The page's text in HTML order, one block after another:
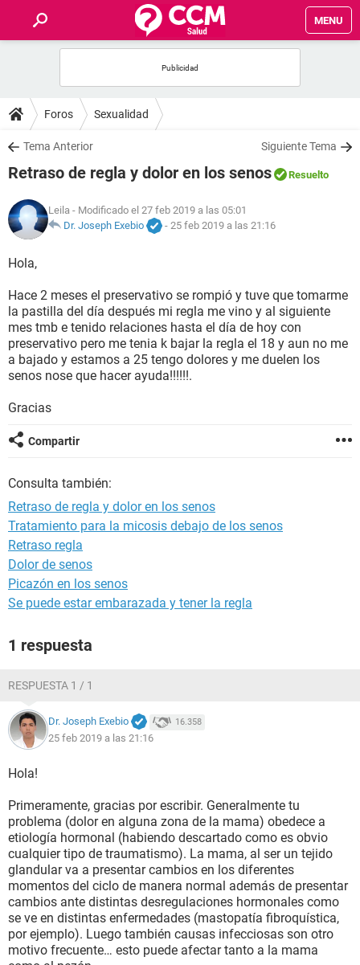
MENU
FOROS
SALUD
NUTRICIÓN
BIENESTAR
SEXUALIDAD
GLOSARIO
Foros Sexualidad
Tema Anterior Siguiente Tema
Retraso de regla y dolor en los senos Resuelto
Leila - Modificado el 27 feb 2019 a las 05:01
Dr. Joseph Exebio
- 25 feb 2019 a las 21:16
Hola,
Hace 2 meses el preservativo se rompió y tuve que tomarme
la pastilla del día después mi regla me vino y al siguiente
mes tmb e tenido relaciones hasta el día de hoy con
preservativo pero me tenia k bajar la regla el 18 y aun no me
a bajado y estamos a 25 tengo dolores y me duelen los
senos nose que hacer ayuda!!!!!!.
Gracias
Compartir
Consulta también:
Retraso de regla y dolor en los senos
Tratamiento para la micosis debajo de los senos
Retraso regla
Dolor de senos
Picazón en los senos
Se puede estar embarazada y tener la regla
1 respuesta
RESPUESTA 1 / 1
Dr. Joseph Exebio 16.358
25 feb 2019 a las 21:16
Hola!
Primeramente, gracias por escribir. Generalmente tu
problema (dolor en alguna zona de la mama) obedece a
etiología hormonal (habiendo descartado como es obvio
cualquier tipo de traumatismo). La mama, al ser un tejido
glandular va a presentar cambios en los diferentes
momentos del ciclo de manera normal además de presentar
cambios ante distintas desregulaciones hormonales como
se ve en distintas enfermedades (mastopatía fibroquística,
por ejemplo). Luego también causas infecciosas son otro
motivo frecuente… esto puede afectar tanto a la mama